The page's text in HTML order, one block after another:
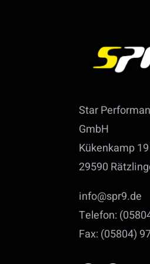
Star
GmbH
Kükenkamp 19
29590
info@spr9.de
Telefon:
Fax: (05804)